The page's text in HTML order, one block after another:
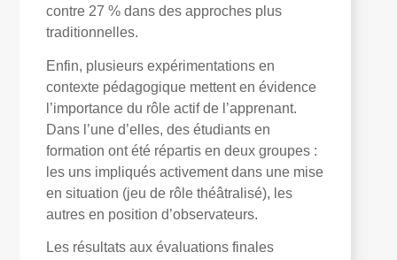
contre 27 % dans des approches plus
traditionnelles.
Enfin, plusieurs expérimentations en
contexte pédagogique mettent en évidence
l’importance du rôle actif de l’apprenant.
Dans l’une d’elles, des étudiants en
formation ont été répartis en deux groupes :
les uns impliqués activement dans une mise
en situation (jeu de rôle théâtralisé), les
autres en position d’observateurs.
Les résultats aux évaluations finales